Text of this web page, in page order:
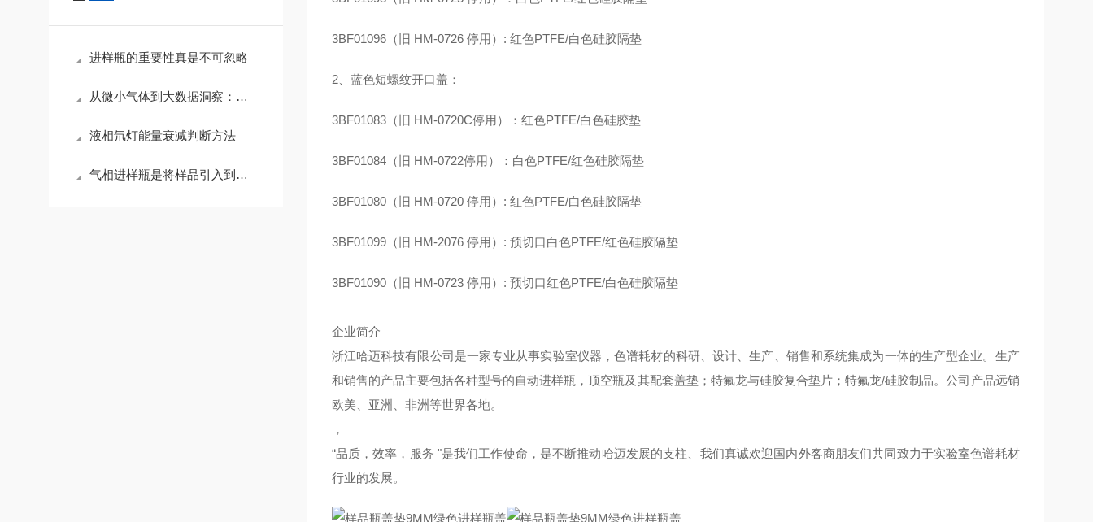
进样瓶的重要性真是不可忽略
从微小气体到大数据洞察：吹扫捕集瓶在气体分析中的创新应用
液相氘灯能量衰减判断方法
气相进样瓶是将样品引入到气相系统的重要部件
3BF01096（旧 HM-0726 停用）: 红色PTFE/白色硅胶隔垫
2、 蓝色短螺纹开口盖：
3BF01083（旧 HM-0720C停用）： 红色PTFE/白色硅胶垫
3BF01084（旧 HM-0722停用）：白色PTFE/红色硅胶隔垫
3BF01080（旧 HM-0720 停用）: 红色PTFE/白色硅胶隔垫
3BF01099（旧 HM-2076 停用）: 预切口白色PTFE/红色硅胶隔垫
3BF01090（旧 HM-0723 停用）: 预切口红色PTFE/白色硅胶隔垫
企业简介
浙江哈迈科技有限公司是一家专业从事实验室仪器，色谱耗材的科研、设计、生产、销售和系统集成为一体的生产型企业。生产
和销售的产品主要包括各种型号的自动进样瓶，顶空瓶及其配套盖垫；特氟龙与硅胶复合垫片；特氟龙/硅胶制品。公司产品远销
欧美、亚洲、非洲等世界各地。
，
“品质，效率，服务 "是我们工作使命，是不断推动哈迈发展的支柱、我们真诚欢迎国内外客商朋友们共同致力于实验室色谱耗材
行业的发展。